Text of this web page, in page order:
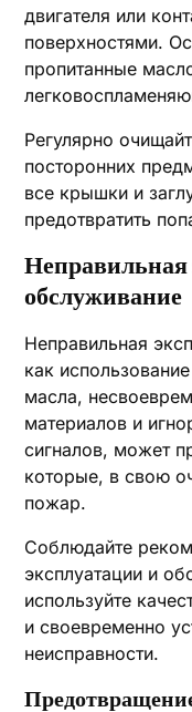
двигателя или
поверхностями.
пропитанные
Регулярно
посторонних
все крышки и
предотвратить
Неправильная
обслуживание
Неправильная
как
масла,
материалов и
сигналов, может
которые, в свою
пожар.
Соблюдайте
эксплуатации и
используйте
и своевременно
неисправности.